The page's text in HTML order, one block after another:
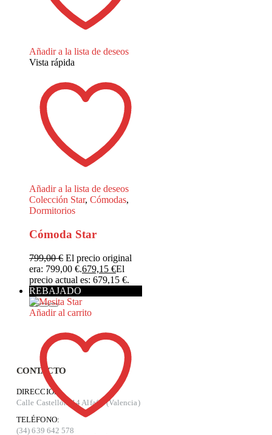
Añadir a la lista de deseos
Vista rápida
Añadir a la lista de deseos
Colección Star, Cómodas,
Dormitorios
Cómoda Star
799,00€ El precio original
era: 799,00 €.679,15 €El
precio actual es: 679,15 €.
REBAJADO
Añadir al carrito
CONTACTO
DIRECCIÓN:
Calle Castellón, 14 Alfafar (Valencia)
TELÉFONO:
(34) 639 642 578